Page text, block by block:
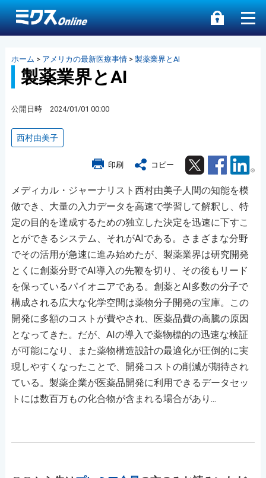
ホーム > アメリカの最新医療事情> 製薬業界とAI
製薬業界とAI
公開日時 2024/01/01 00:00
西村由美子
印刷 コピー Twitter Facebook
メディカル・ジャーナリスト西村由美子人間の知能を模
倣でき、大量の入力データを高速で学習して解釈し、特
定の目的を達成するための独立した決定を迅速に下すこ
とができるシステム、それがAIである。さまざまな分野
でその活用が急速に進み始めたが、製薬業界は研究開発
とくに創薬分野でAI導入の先鞭を切り、その後もリード
を保っているパイオニアである。創薬とAI多数の分子で
構成される広大な化学空間は薬物分子開発の宝庫。この
開発に多額のコストが費やされ、医薬品費の高騰の原因
となってきた。だが、AIの導入で薬物標的の迅速な検証
が可能になり、また薬物構造設計の最適化が圧倒的に実
現しやすくなったことで、開発コストの削減が期待され
ている。製薬企業が医薬品開発に利用できるデータセッ
トには数百万もの化合物が含まれる場合があり...